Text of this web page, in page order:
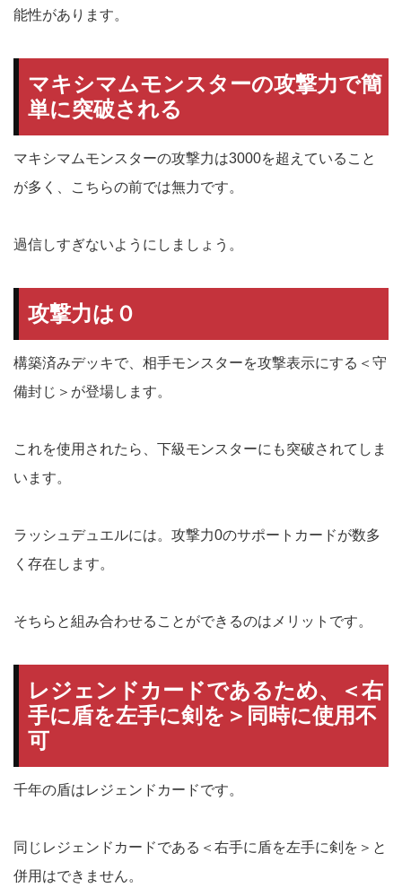
能性があります。
マキシマムモンスターの攻撃力で簡
単に突破される
マキシマムモンスターの攻撃力は3000を超えていること
が多く、こちらの前では無力です。
過信しすぎないようにしましょう。
攻撃力は０
構築済みデッキで、相手モンスターを攻撃表示にする＜守
備封じ＞が登場します。
これを使用されたら、下級モンスターにも突破されてしま
います。
ラッシュデュエルには。攻撃力0のサポートカードが数多
く存在します。
そちらと組み合わせることができるのはメリットです。
レジェンドカードであるため、＜右
手に盾を左手に剣を＞同時に使用不
可
千年の盾はレジェンドカードです。
同じレジェンドカードである＜右手に盾を左手に剣を＞と
併用はできません。